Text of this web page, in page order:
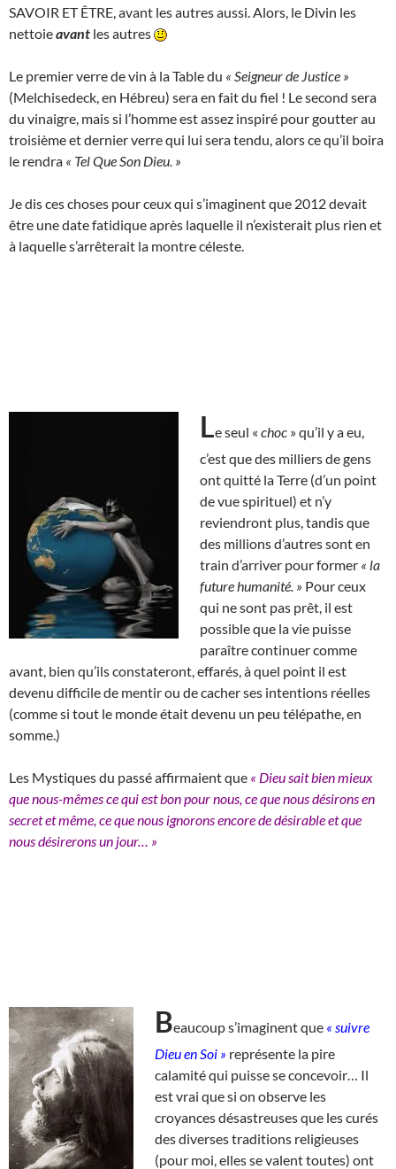
SAVOIR ET ÊTRE, avant les autres aussi. Alors, le Divin les
nettoieavant les autres
Le premier verre de vin à la Table du « Seigneur de Justice »
(Melchisedeck, en Hébreu) sera en fait du fiel ! Le second sera
du vinaigre, mais si l’homme est assez inspiré pour goutter au
troisième et dernier verre qui lui sera tendu, alors ce qu’il boira
le rendra « Tel Que Son Dieu. »
Je dis ces choses pour ceux qui s’imaginent que 2012 devait
être une date fatidique après laquelle il n’existerait plus rien et
à laquelle s’arrêterait la montre céleste.
Le seul « choc » qu’il y a eu,
c’est que des milliers de gens
ont quitté la Terre (d’un point
de vue spirituel) et n’y
reviendront plus, tandis que
des millions d’autres sont en
train d’arriver pour former « la
future humanité. » Pour ceux
qui ne sont pas prêt, il est
possible que la vie puisse
paraître continuer comme
avant, bien qu’ils constateront, effarés, à quel point il est
devenu difficile de mentir ou de cacher ses intentions réelles
(comme si tout le monde était devenu un peu télépathe, en
somme.)
Les Mystiques du passé affirmaient que « Dieu sait bien mieux
que nous-mêmes ce qui est bon pour nous, ce que nous désirons en
secret et même, ce que nous ignorons encore de désirable et que
nous désirerons un jour… »
Beaucoup s’imaginent que « suivre
Dieu en Soi » représente la pire
calamité qui puisse se concevoir… Il
est vrai que si on observe les
croyances désastreuses que les curés
des diverses traditions religieuses
(pour moi, elles se valent toutes) ont